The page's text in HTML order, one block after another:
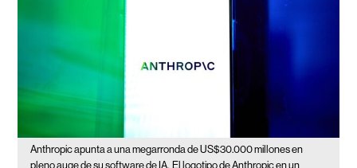
Anthropic apunta a una megarronda de US$30.000 millones en
pleno auge de su software de IA. El logotipo de Anthropic en un